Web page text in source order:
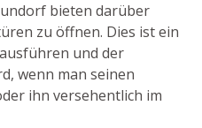
bieten darüber
zu öffnen. Dies ist ein
und der
wenn man seinen
ihn versehentlich im